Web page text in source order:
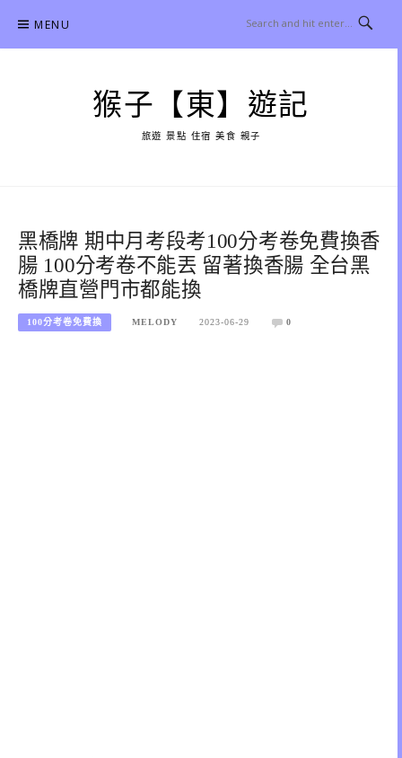
content
MENU
猴子【東】遊記
旅遊 景點 住宿 美食 親子
黑橋牌 期中月考段考100分考卷免費換香
腸 100分考卷不能丟 留著換香腸 全台黑
橋牌直營門市都能換
100分考卷免費換 MELODY 2023-06-29 0